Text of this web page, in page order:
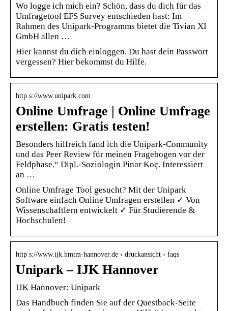
Wo logge ich mich ein? Schön, dass du dich für das
Umfragetool EFS Survey entschieden hast: Im
Rahmen des Unipark-Programms bietet die Tivian XI
GmbH allen …
Hier kannst du dich einloggen. Du hast dein Passwort
vergessen? Hier bekommst du Hilfe.
http s://www.unipark.com
Online Umfrage | Online Umfrage
erstellen: Gratis testen!
Besonders hilfreich fand ich die Unipark-Community
und das Peer Review für meinen Fragebogen vor der
Feldphase.“ Dipl.-Soziologin Pinar Koç. Interessiert
an …
Online Umfrage Tool gesucht? Mit der Unipark
Software einfach Online Umfragen erstellen ✓ Von
Wissenschaftlern entwickelt ✓ Für Studierende &
Hochschulen!
http s://www.ijk.hmtm-hannover.de › druckansicht › faqs
Unipark – IJK Hannover
IJK Hannover: Unipark
Das Handbuch finden Sie auf der Questback-Seite